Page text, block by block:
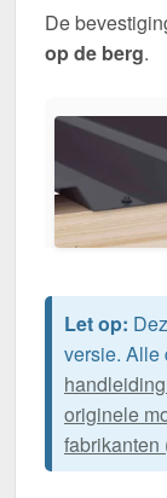
De
op de berg.
Let op:
versie. Alle
originele
fabrikanten